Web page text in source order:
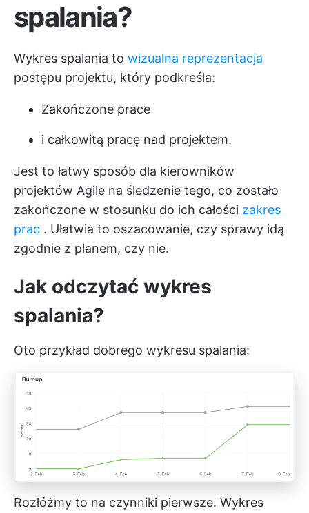
spalania?
Wykres spalania to wizualna reprezentacja
postępu projektu, który podkreśla:
Zakończone prace
i całkowitą pracę nad projektem.
Jest to łatwy sposób dla kierowników
projektów Agile na śledzenie tego, co zostało
zakończone w stosunku do ich całości zakres
prac . Ułatwia to oszacowanie, czy sprawy idą
zgodnie z planem, czy nie.
Jak odczytać wykres
spalania?
Oto przykład dobrego wykresu spalania:
Rozłóżmy to na czynniki pierwsze. Wykres